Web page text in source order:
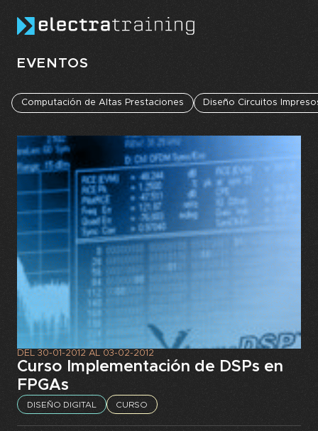
EVENTOS
Computación de Altas Prestaciones Diseño Circuitos
DEL 30-01-2012 AL 03-02-2012
Curso Implementación de DSPs en
FPGAs
DISEÑO DIGITAL CURSO